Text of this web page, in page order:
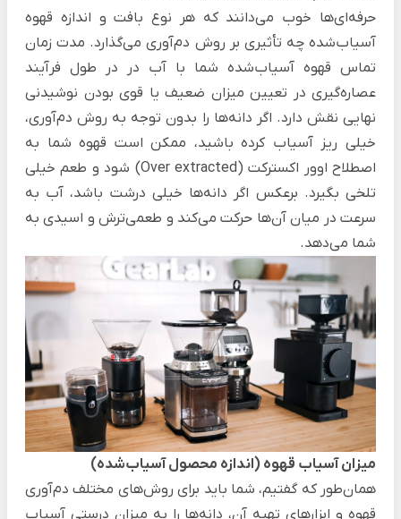
حرفه‌ای‌ها ‌خوب می‌دانند که هر نوع بافت و اندازه قهوه
آسیاب‌شده چه تأثیری بر روش دم‌آوری می‌گذارد. مدت زمان
تماس قهوه آسیاب‌شده شما با آب در در طول فرآیند
عصاره‌گیری در تعیین میزان ضعیف یا قوی بودن نوشیدنی
نهایی نقش دارد. اگر دانه‌ها را بدون توجه به روش دم‌آوری،
خیلی ریز آسیاب کرده باشید، ممکن است قهوه شما به
اصطلاح اوور اکسترکت (Over extracted) شود و طعم خیلی
تلخی بگیرد. برعکس اگر دانه‌ها خیلی درشت باشد، آب به
سرعت در میان آن‌ها حرکت می‌کند و طعمی‌ترش و اسیدی به
شما می‌دهد.
میزان آسیاب قهوه (اندازه محصول آسیاب‌شده)
همان‌طور که گفتیم، شما باید برای روش‌های مختلف دم‌آوری
قهوه و ابزارهای تهیه آن، دانه‌ها را به میزان درستی آسیاب